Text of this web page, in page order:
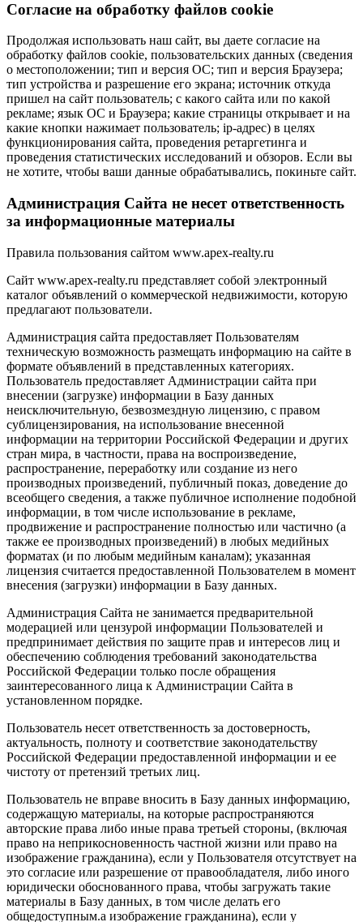
Cогласие на обработку файлов cookie
Продолжая использовать наш сайт, вы даете согласие на
обработку файлов cookie, пользовательских данных (сведения
о местоположении; тип и версия ОС; тип и версия Браузера;
тип устройства и разрешение его экрана; источник откуда
пришел на сайт пользователь; с какого сайта или по какой
рекламе; язык ОС и Браузера; какие страницы открывает и на
какие кнопки нажимает пользователь; ip-адрес) в целях
функционирования сайта, проведения ретаргетинга и
проведения статистических исследований и обзоров. Если вы
не хотите, чтобы ваши данные обрабатывались, покиньте сайт.
Администрация Сайта не несет ответственность
за информационные материалы
Правила пользования сайтом www.apex-realty.ru
Сайт www.apex-realty.ru представляет собой электронный
каталог объявлений о коммерческой недвижимости, которую
предлагают пользователи.
Администрация сайта предоставляет Пользователям
техническую возможность размещать информацию на сайте в
формате объявлений в представленных категориях.
Пользователь предоставляет Администрации сайта при
внесении (загрузке) информации в Базу данных
неисключительную, безвозмездную лицензию, с правом
сублицензирования, на использование внесенной
информации на территории Российской Федерации и других
стран мира, в частности, права на воспроизведение,
распространение, переработку или создание из него
производных произведений, публичный показ, доведение до
всеобщего сведения, а также публичное исполнение подобной
информации, в том числе использование в рекламе,
продвижение и распространение полностью или частично (а
также ее производных произведений) в любых медийных
форматах (и по любым медийным каналам); указанная
лицензия считается предоставленной Пользователем в момент
внесения (загрузки) информации в Базу данных.
Администрация Сайта не занимается предварительной
модерацией или цензурой информации Пользователей и
предпринимает действия по защите прав и интересов лиц и
обеспечению соблюдения требований законодательства
Российской Федерации только после обращения
заинтересованного лица к Администрации Сайта в
установленном порядке.
Пользователь несет ответственность за достоверность,
актуальность, полноту и соответствие законодательству
Российской Федерации предоставленной информации и ее
чистоту от претензий третьих лиц.
Пользователь не вправе вносить в Базу данных информацию,
содержащую материалы, на которые распространяются
авторские права либо иные права третьей стороны, (включая
право на неприкосновенность частной жизни или право на
изображение гражданина), если у Пользователя отсутствует на
это согласие или разрешение от правообладателя, либо иного
юридически обоснованного права, чтобы загружать такие
материалы в Базу данных, в том числе делать его
общедоступным.а изображение гражданина), если у